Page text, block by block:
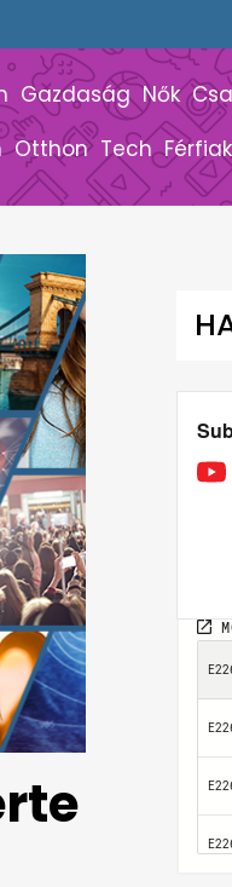
Gazdaság Nők
Otthon Tech Férfiak